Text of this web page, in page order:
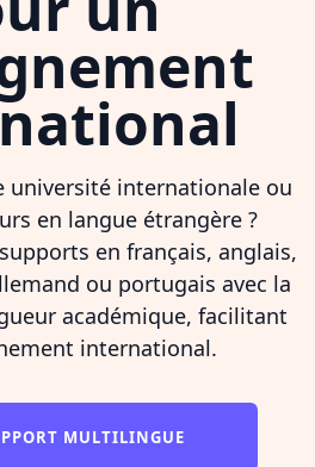
université internationale ou
en langue étrangère ?
en français, anglais,
ou portugais avec la
académique, facilitant
international.
MULTILINGUE